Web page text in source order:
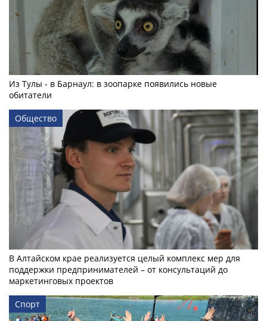
Из Тулы - в Барнаул: в зоопарке появились новые
обитатели
Общество
В Алтайском крае реализуется целый комплекс мер для
поддержки предпринимателей – от консультаций до
маркетинговых проектов
Спорт